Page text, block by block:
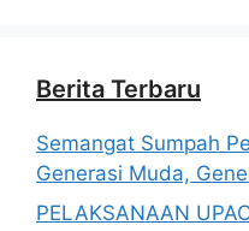
Berita Terbaru
Semangat Sumpah
Generasi Muda,
PELAKSANAAN